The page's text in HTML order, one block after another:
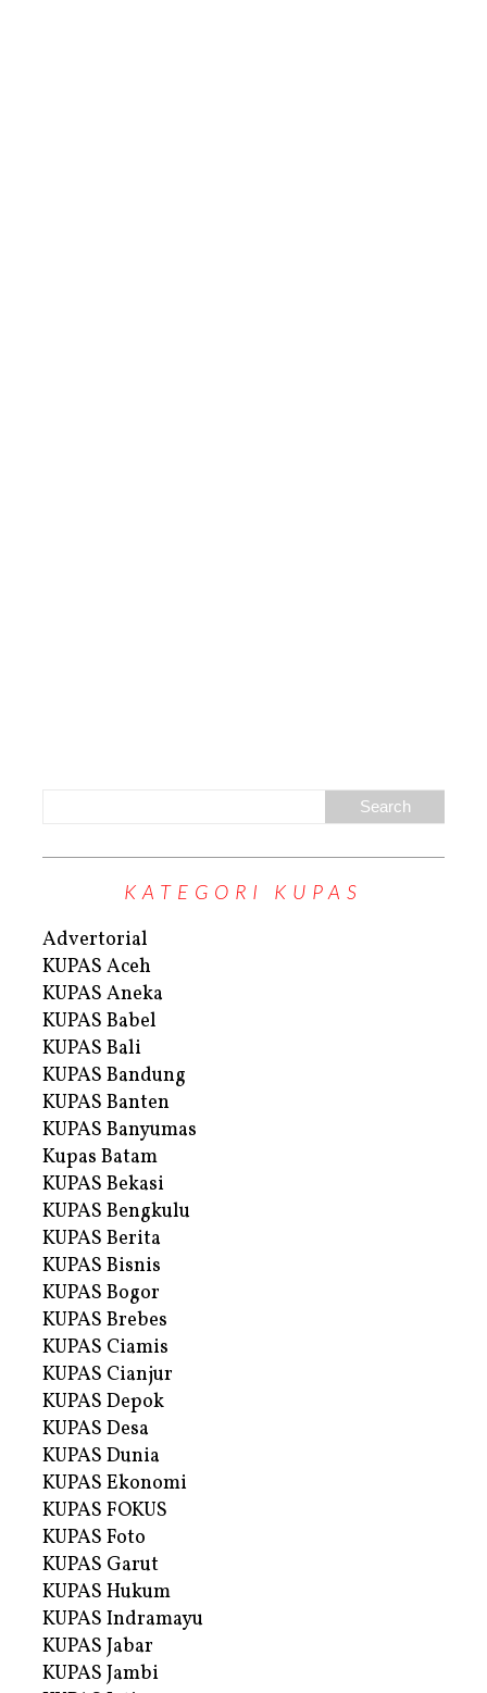
KATEGORI KUPAS
Advertorial
KUPAS Aceh
KUPAS Aneka
KUPAS Babel
KUPAS Bali
KUPAS Bandung
KUPAS Banten
KUPAS Banyumas
Kupas Batam
KUPAS Bekasi
KUPAS Bengkulu
KUPAS Berita
KUPAS Bisnis
KUPAS Bogor
KUPAS Brebes
KUPAS Ciamis
KUPAS Cianjur
KUPAS Depok
KUPAS Desa
KUPAS Dunia
KUPAS Ekonomi
KUPAS FOKUS
KUPAS Foto
KUPAS Garut
KUPAS Hukum
KUPAS Indramayu
KUPAS Jabar
KUPAS Jambi